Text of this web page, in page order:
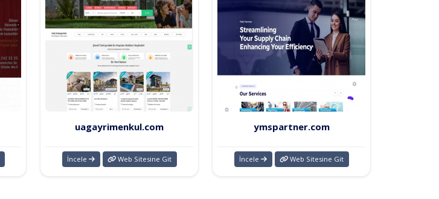
uagayrimenkul.com
İncele Web Sitesine Git
ymspartner.com
İncele Web Sitesine Git